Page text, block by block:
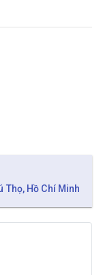
Thọ, Hồ Chí Minh